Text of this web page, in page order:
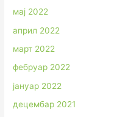
мај 2022
април 2022
март 2022
фебруар 2022
јануар 2022
децембар 2021